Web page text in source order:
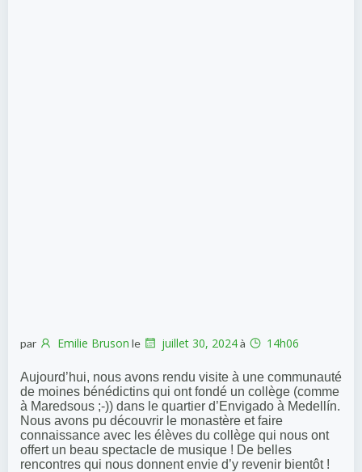
par Emilie Bruson le juillet 30, 2024à 14h06
Aujourd’hui, nous avons rendu visite à une communauté
de moines bénédictins qui ont fondé un collège (comme
à Maredsous ;-)) dans le quartier d’Envigado à Medellín.
Nous avons pu découvrir le monastère et faire
connaissance avec les élèves du collège qui nous ont
offert un beau spectacle de musique ! De belles
rencontres qui nous donnent envie d’y revenir bientôt !